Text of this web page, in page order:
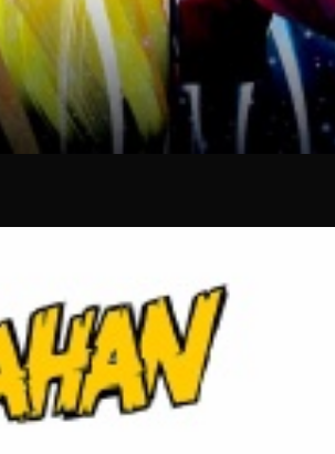
ou Mugiwara-no Streaming circulent,
légales garantit un flux HD stable via
animes en ligne : l'évidence Molotov
d'animes en France.
de 2 000 titres, a supprimé son offre
un excellent doublage français et
accès aux animes via plusieurs
(supprimée 2026) VF + VOSTFR
(limité) VF + VOSTFR
(3 000h) VF + VOSTFR